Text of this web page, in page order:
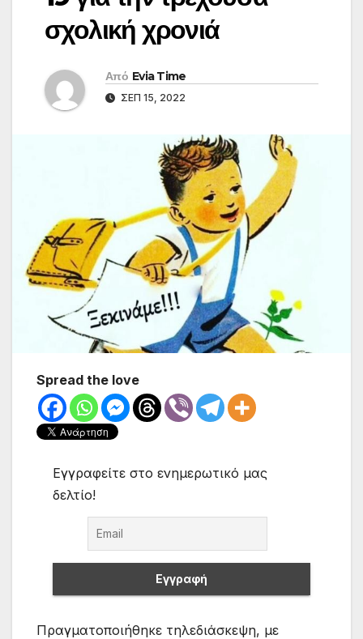
σχολική χρονιά
Από Evia Time
ΣΕΠ 15, 2022
Spread the love
Εγγραφείτε στο ενημερωτικό μας
δελτίο!
Πραγματοποιήθηκε τηλεδιάσκεψη, με